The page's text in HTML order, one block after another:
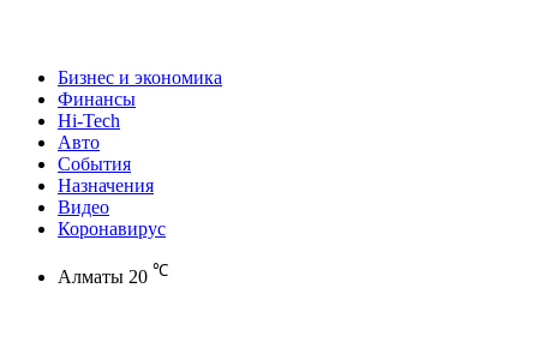
Бизнес и экономика
Финансы
Hi-Tech
Авто
События
Назначения
Видео
Коронавирус
Алматы 20 ℃